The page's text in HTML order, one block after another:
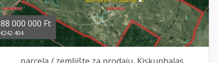
88 000 000 Ft
€242 404